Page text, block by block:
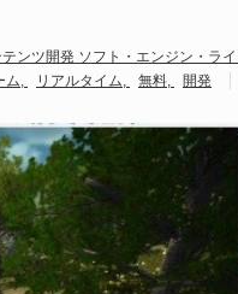
テンツ開発 ソフト・エンジン・ライ
ム リアルタイム 無料 開発